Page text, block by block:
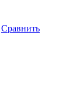
Сравнить